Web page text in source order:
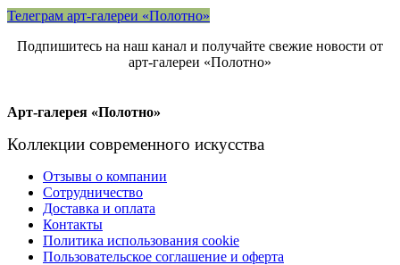
Телеграм арт-галереи «Полотно»
Подпишитесь на наш канал и получайте свежие новости от
арт-галереи «Полотно»
Арт-галерея «Полотно»
Коллекции современного искусства
Отзывы о компании
Сотрудничество
Доставка и оплата
Контакты
Политика использования cookie
Пользовательское соглашение и оферта